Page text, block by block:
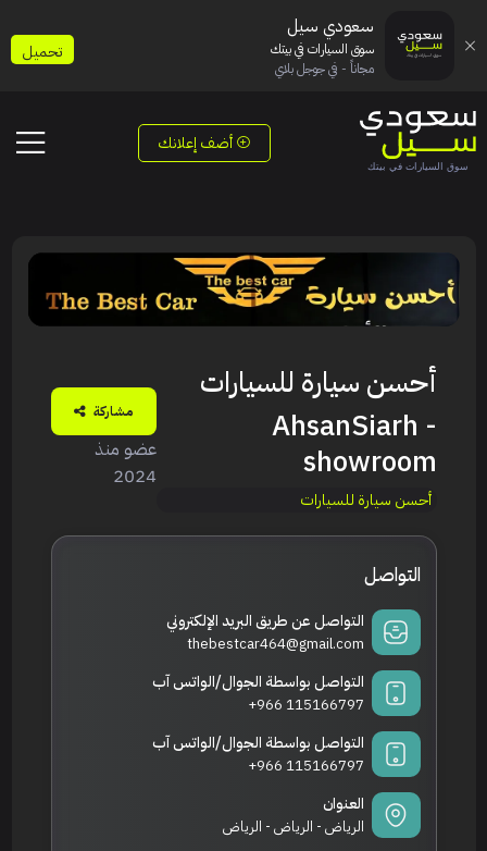
أضف إعلانك
أحسن سيارة للسيارات
- AhsanSiarh
showroom
أحسن سيارة للسيارات
مشاركة
عضو منذ
2024
التواصل
التواصل عن طريق البريد الإلكتروني
thebestcar464@gmail.com
التواصل بواسطة الجوال/الواتس آب
+966 115166797
التواصل بواسطة الجوال/الواتس آب
+966 115166797
العنوان
الرياض - الرياض - الرياض
سعودي سيل
سوق السيارات في بيتك
مجاناً - في جوجل بلاي
تحميل